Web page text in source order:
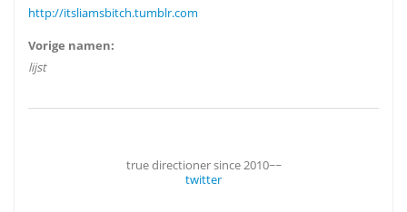
http://itsliamsbitch.tumblr.com
Vorige namen:
lijst
true directioner since 2010~~
twitter